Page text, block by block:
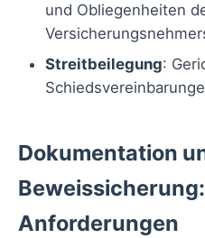
und Obliegenheiten
Streitbeilegung:
Dokumentation
Anforderungen